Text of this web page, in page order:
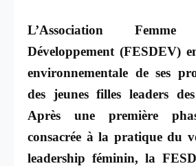
L’Association
Développement (FESDEV)
environnementale de ses
des jeunes filles leaders
Après une première
consacrée à la pratique du
leadership féminin, la